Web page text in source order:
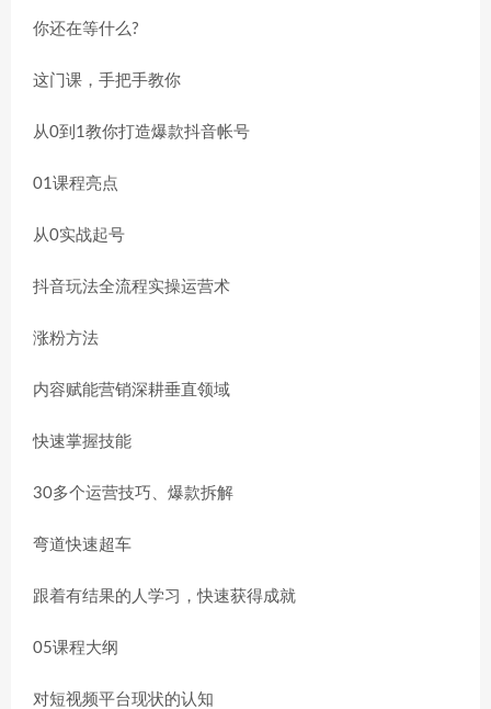
你还在等什么?
这门课，手把手教你
从0到1教你打造爆款抖音帐号
01课程亮点
从0实战起号
抖音玩法全流程实操运营术
涨粉方法
内容赋能营销深耕垂直领域
快速掌握技能
30多个运营技巧、爆款拆解
弯道快速超车
跟着有结果的人学习，快速获得成就
05课程大纲
对短视频平台现状的认知